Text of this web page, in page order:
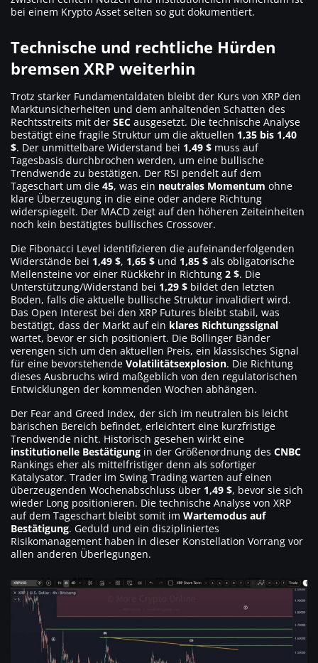
bei einem Krypto Asset selten so gut dokumentiert.
Technische und rechtliche Hürden
bremsen XRP weiterhin
Trotz starker Fundamentaldaten bleibt der Kurs von XRP den
Marktunsicherheiten und dem anhaltenden Schatten des
Rechtsstreits mit der SEC ausgesetzt. Die technische Analyse
bestätigt eine fragile Struktur um die aktuellen 1,35 bis 1,40
$. Der unmittelbare Widerstand bei 1,49 $ muss auf
Tagesbasis durchbrochen werden, um eine bullische
Trendwende zu bestätigen. Der RSI pendelt auf dem
Tageschart um die 45, was ein neutrales Momentum ohne
klare Überzeugung in die eine oder andere Richtung
widerspiegelt. Der MACD zeigt auf den höheren Zeiteinheiten
noch kein bestätigtes bullisches Crossover.
Die Fibonacci Level identifizieren die aufeinanderfolgenden
Widerstände bei 1,49 $, 1,65 $ und 1,85 $ als obligatorische
Meilensteine vor einer Rückkehr in Richtung 2 $. Die
Unterstützung/Widerstand bei 1,29 $ bildet den letzten
Boden, falls die aktuelle bullische Struktur invalidiert wird.
Das Open Interest bei den XRP Futures bleibt stabil, was
bestätigt, dass der Markt auf ein klares Richtungssignal
wartet, bevor er sich positioniert. Die Bollinger Bänder
verengen sich um den aktuellen Preis, ein klassisches Signal
für eine bevorstehende Volatilitätsexplosion. Die Richtung
dieses Ausbruchs wird maßgeblich von den regulatorischen
Entwicklungen der kommenden Wochen abhängen.
Der Fear and Greed Index, der sich im neutralen bis leicht
bärischen Bereich befindet, erleichtert eine kurzfristige
Trendwende nicht. Historisch gesehen wirkt eine
institutionelle Bestätigung in der Größenordnung des CNBC
Rankings eher als mittelfristiger denn als sofortiger
Katalysator. Trader im Swing Trading warten auf einen
überzeugenden Wochenabschluss über 1,49 $, bevor sie sich
wieder Long positionieren. Die technische Analyse von XRP
auf dem Tageschart bleibt somit im Wartemodus auf
Bestätigung. Geduld und ein diszipliniertes
Risikomanagement haben in dieser Konstellation Vorrang vor
allen anderen Überlegungen.